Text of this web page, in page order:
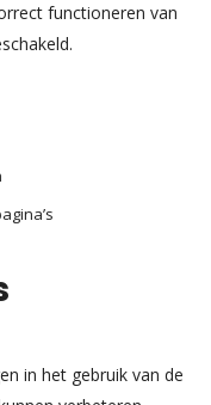
functioneren van
in het gebruik van de